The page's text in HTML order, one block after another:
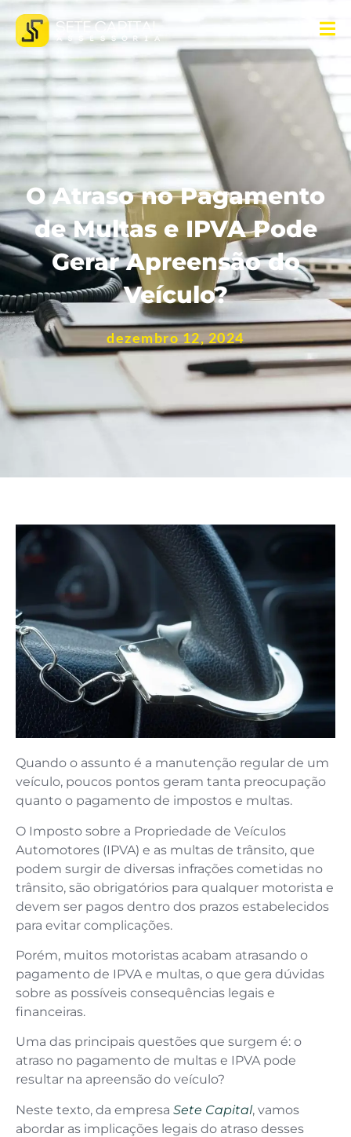
O Atraso no Pagamento
de Multas e IPVA Pode
Gerar Apreensão do
Veículo?
dezembro 12, 2024
Quando o assunto é a manutenção regular de um
veículo, poucos pontos geram tanta preocupação
quanto o pagamento de impostos e multas.
O Imposto sobre a Propriedade de Veículos
Automotores (IPVA) e as multas de trânsito, que
podem surgir de diversas infrações cometidas no
trânsito, são obrigatórios para qualquer motorista e
devem ser pagos dentro dos prazos estabelecidos
para evitar complicações.
Porém, muitos motoristas acabam atrasando o
pagamento de IPVA e multas, o que gera dúvidas
sobre as possíveis consequências legais e
financeiras.
Uma das principais questões que surgem é: o
atraso no pagamento de multas e IPVA pode
resultar na apreensão do veículo?
Neste texto, da empresa Sete Capital, vamos
abordar as implicações legais do atraso desses